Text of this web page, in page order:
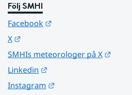
Följ SMHI
Facebook
X
SMHIs meteorologer på X
Linkedin
Instagram